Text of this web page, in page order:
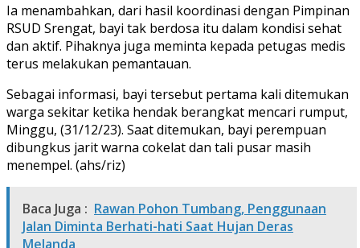
Ia menambahkan, dari hasil koordinasi dengan Pimpinan
RSUD Srengat, bayi tak berdosa itu dalam kondisi sehat
dan aktif. Pihaknya juga meminta kepada petugas medis
terus melakukan pemantauan.
Sebagai informasi, bayi tersebut pertama kali ditemukan
warga sekitar ketika hendak berangkat mencari rumput,
Minggu, (31/12/23). Saat ditemukan, bayi perempuan
dibungkus jarit warna cokelat dan tali pusar masih
menempel. (ahs/riz)
Baca Juga : Rawan Pohon Tumbang, Penggunaan
Jalan Diminta Berhati-hati Saat Hujan Deras
Melanda